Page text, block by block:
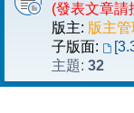
(發表文章請
版主: 版主
子版面:
主題: 32